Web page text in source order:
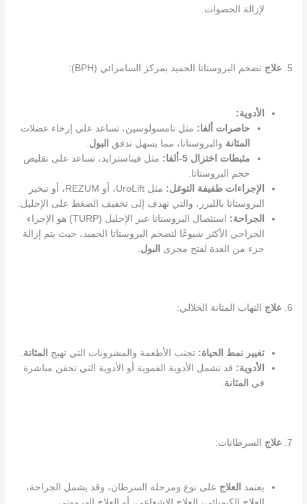
لإزالة الحصوات.
5. علاج تضخم البروستاتا الحميد بمركز السامرائي (BPH):
الأدوية:
حاصرات ألفا: مثل تامسولوسين، تساعد على إرخاء عضلات
المثانة والبروستاتا، مما يسهل تدفق البول
مثبطات اختزال 5-ألفا:
مثل فيناسترايد، تساعد على تقليص
حجم البروستاتا.
الإجراءات طفيفة التوغل:
مثل UroLift، أو REZUM، أو تبخير
البروستاتا بالليزر، والتي تهدف إلى تخفيف الضغط على الإحليل.
الجراحة:
استئصال البروستاتا عبر الإحليل (TURP) هو الإجراء
الجراحي الأكثر شيوعًا لتضخم البروستاتا الحميد، حيث يتم إزالة
جزء من الغدة لفتح مجرى البول
6. علاج التهاب المثانة الخلالي:
تغيير نمط الحياة: تجنب الأطعمة والمشروبات التي تهيج المثانة.
الأدوية: قد تشمل الأدوية الفموية أو الأدوية التي تحقن مباشرة
في المثانة.
7. علاج السرطانات:
يعتمد العلاج على نوع ومرحلة السرطان، وقد يشمل الجراحة،